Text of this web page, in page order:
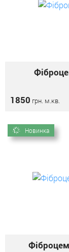
1850 грн. м.кв.
Новинка